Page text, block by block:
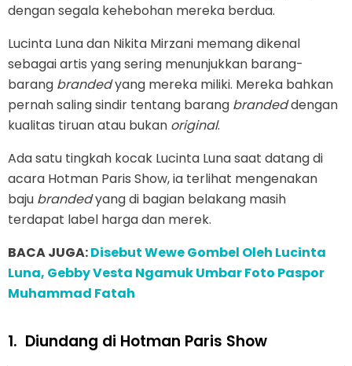
dengan segala kehebohan mereka berdua.
Lucinta Luna dan Nikita Mirzani memang dikenal
sebagai artis yang sering menunjukkan barang-
barang brandedyang mereka miliki. Mereka bahkan
pernah saling sindir tentang barang brandeddengan
kualitas tiruan atau bukan original.
Ada satu tingkah kocak Lucinta Luna saat datang di
acara Hotman Paris Show, ia terlihat mengenakan
baju brandedyang di bagian belakang masih
terdapat label harga dan merek.
BACA JUGA:Disebut Wewe Gombel Oleh Lucinta
Luna, Gebby Vesta Ngamuk Umbar Foto Paspor
Muhammad Fatah
1. Diundang di Hotman Paris Show